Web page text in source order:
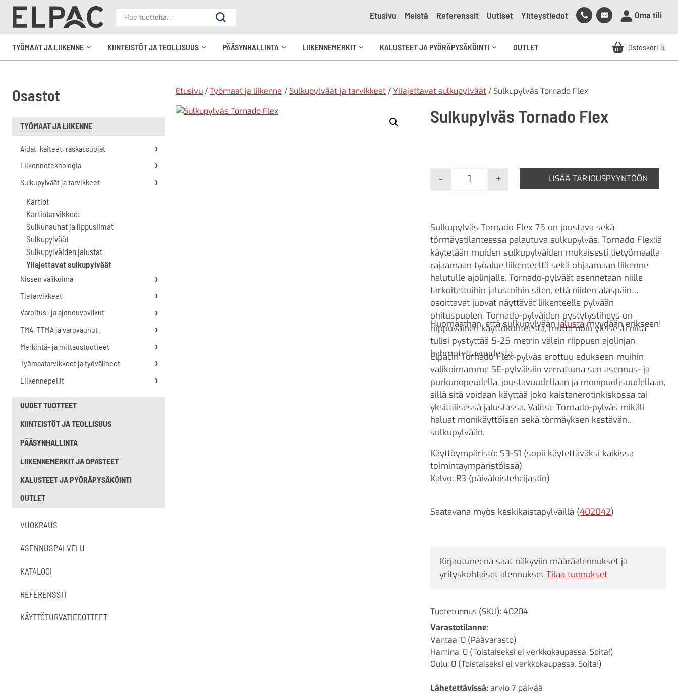
Hae
Hae
Etusivu Meistä Referenssit Uutiset Yhteystiedot
Soita
meille
Lähetä
meille
Oma tili
TYÖMAAT JA LIIKENNE
KIINTEISTÖT JA TEOLLISUUS
PÄÄSYNHALLINTA
LIIKENNEMERKIT
KALUSTEET JA PYÖRÄPYSÄKÖINTI
OUTLET Ostoskori 0
Osastot
TYÖMAAT JA LIIKENNE
Aidat, kaiteet, raskassuojat
Liikenneteknologia
Sulkupylväät ja tarvikkeet
Kartiot
Kartiotarvikkeet
Sulkunauhat ja lippusiimat
Sulkupylväät
Sulkupylväiden jalustat
Yliajettavat sulkupylväät
Nissen valikoima
Tietarvikkeet
Varoitus- ja ajoneuvovilkut
TMA, TTMA ja varovaunut
Merkintä- ja mittaustuotteet
Työmaatarvikkeet ja työvälineet
Liikennepeilit
UUDET TUOTTEET
KIINTEISTÖT JA TEOLLISUUS
PÄÄSYNHALLINTA
LIIKENNEMERKIT JA OPASTEET
KALUSTEET JA PYÖRÄPYSÄKÖINTI
OUTLET
VUOKRAUS
ASENNUSPALVELU
KATALOGI
REFERENSSIT
KÄYTTÖTURVATIEDOTTEET
Etusivu /Työmaat ja liikenne / Sulkupylväät ja tarvikkeet /Yliajettavat sulkupylväät / Sulkupylväs Tornado Flex
Sulkupylväs Tornado Flex
Sulkupylväs Tornado Flex määrä
- + LISÄÄ TARJOUSPYYNTÖÖN
Sulkupylväs Tornado Flex 75 on joustava sekä
törmäystilanteessa palautuva sulkupylväs. Tornado Flex:iä
käytetään muiden sulkupylväiden mukaisesti tietyömaalla
rajaamaan työalue liikenteeltä sekä ohjaamaan liikenne
halutulle ajolinjalle. Tornado-pylväät asennetaan niille
tarkoitettuihin jalustoihin siten, että niiden alaspäin
osoittavat juovat näyttävät liikenteelle pylvään
ohituspuolen. Tornado-pylväiden pystytystiheys on
riippuvainen käyttökohteesta, mutta noin yleisesti niitä
tulisi pystyttää 5-25 metrin välein riippuen ajolinjan
hahmotettavuudesta.
Huomaathan, että sulkupylväänjalustamyydään erikseen!
Elpacin Tornado Flex-pylväs erottuu edukseen muihin
valikoimamme SE-pylväisiin verrattuna sen asennus- ja
purkunopeudella, joustavuudellaan ja monipuolisuudellaan,
sillä sitä voidaan käyttää joko kaistanerotinkiskossa tai
yksittäisessä jalustassa. Valitse Tornado-pylväs mikäli
haluat monikäyttöisen sekä törmäyksen kestävän
sulkupylvään.
Käyttöympäristö: S3-S1 (sopii käytettäväksi kaikissa
toimintaympäristöissä)
Kalvo: R3 (päiväloisteheijastin)
Saatavana myös keskikaistapylväillä (402042)
Kirjautuneena saat näkyviin määräalennukset ja
yrityskohtaiset alennuksetTilaa tunnukset
Tuotetunnus (SKU): 40204
Varastotilanne:
Vantaa: 0 (Päävarasto)
Hamina: 0 (Toistaiseksi ei verkkokaupassa. Soita!)
Oulu: 0 (Toistaiseksi ei verkkokaupassa. Soita!)
Lähetettävissä:arvio 7 päivää